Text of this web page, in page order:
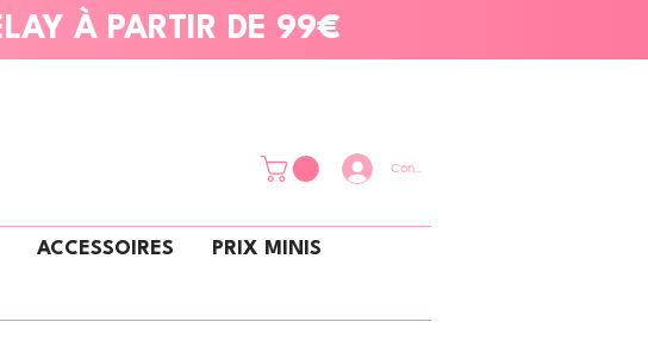
À PARTIR DE 99€
Connexion
ACCESSOIRES PRIX MINIS